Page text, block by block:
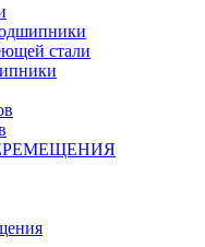
стали